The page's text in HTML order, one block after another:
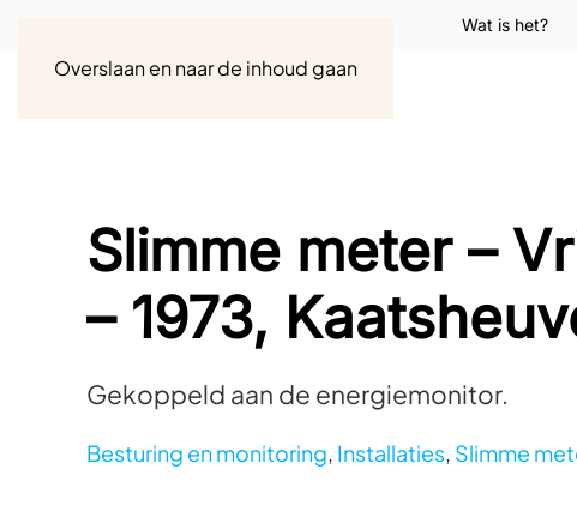
Overslaan en naar de inhoud gaan
Wat is het?
Slimme meter –
– 1973,
Gekoppeld aan de energiemonitor.
Besturing en monitoring, Installaties, Slimme